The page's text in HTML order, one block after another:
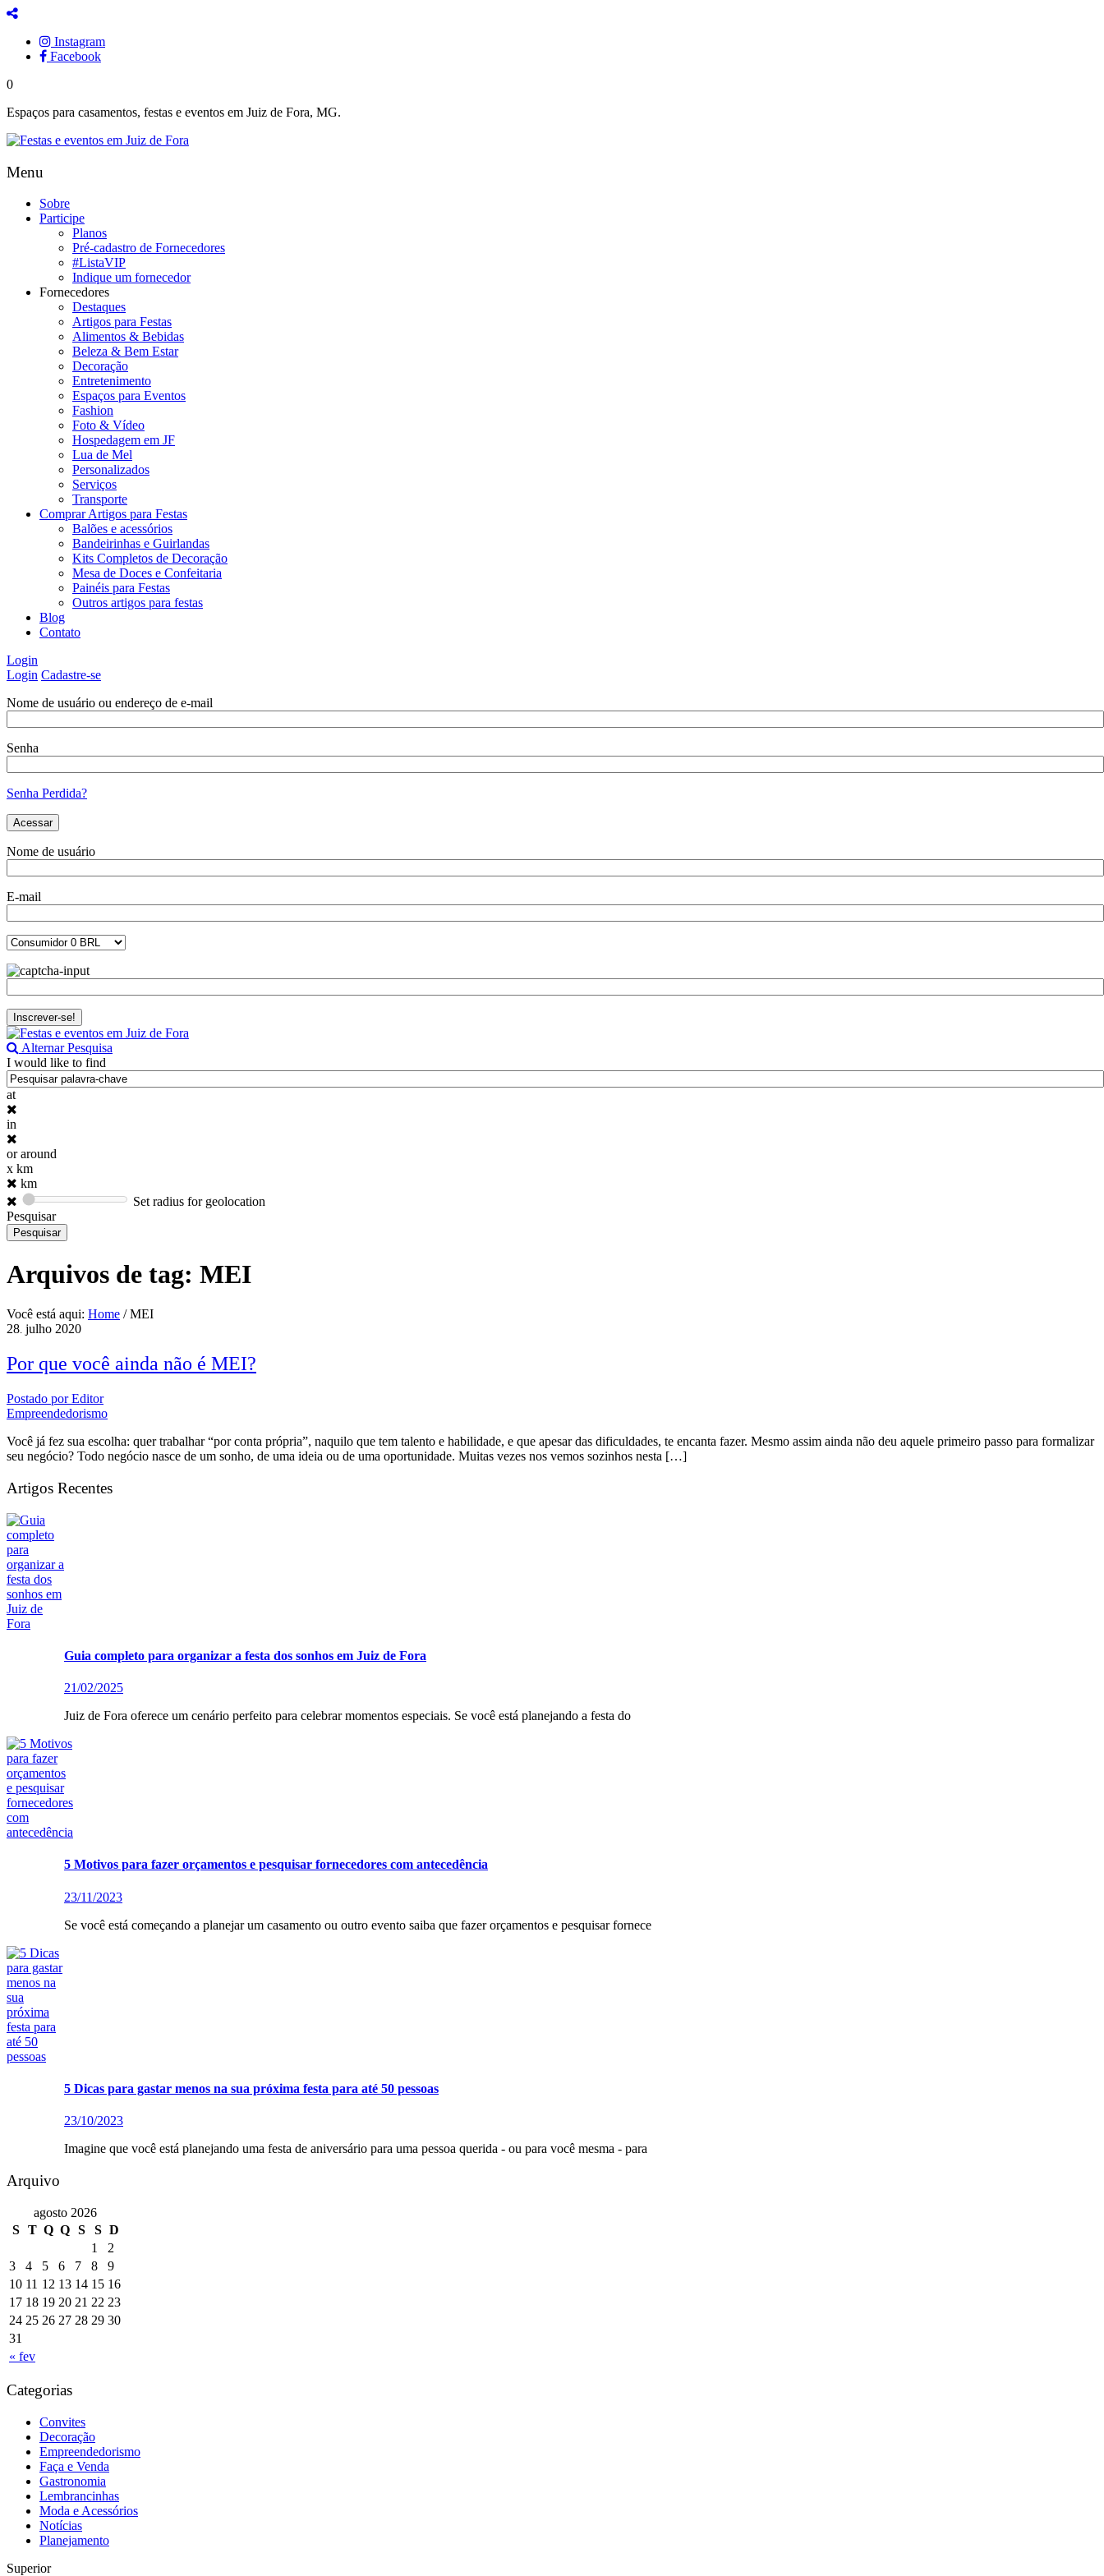
Instagram
Facebook
0
Espaços para casamentos, festas e eventos em Juiz de Fora, MG.
Menu
Sobre
Participe
Planos
Pré-cadastro de Fornecedores
#ListaVIP
Indique um fornecedor
Fornecedores
Destaques
Artigos para Festas
Alimentos & Bebidas
Beleza & Bem Estar
Decoração
Entretenimento
Espaços para Eventos
Fashion
Foto & Vídeo
Hospedagem em JF
Lua de Mel
Personalizados
Serviços
Transporte
Comprar Artigos para Festas
Balões e acessórios
Bandeirinhas e Guirlandas
Kits Completos de Decoração
Mesa de Doces e Confeitaria
Painéis para Festas
Outros artigos para festas
Blog
Contato
Login
Login Cadastre-se
Nome de usuário ou endereço de e-mail
Senha
Senha Perdida?
Nome de usuário
E-mail
Alternar Pesquisa
I would like to find
at
in
or around
x km
km
Set radius for geolocation
Pesquisar
Arquivos de tag: MEI
Você está aqui: Home / MEI
28. julho 2020
Por que você ainda não é MEI?
Postado porEditor
Empreendedorismo
Você já fez sua escolha: quer trabalhar “por conta própria”, naquilo que tem talento e habilidade, e que apesar das dificuldades, te encanta fazer. Mesmo assim ainda não deu aquele primeiro passo para formalizar
seu negócio? Todo negócio nasce de um sonho, de uma ideia ou de uma oportunidade. Muitas vezes nos vemos sozinhos nesta […]
Artigos Recentes
Guia completo para organizar a festa dos sonhos em Juiz de Fora
21/02/2025
Juiz de Fora oferece um cenário perfeito para celebrar momentos especiais. Se você está planejando a festa do
5 Motivos para fazer orçamentos e pesquisar fornecedores com antecedência
23/11/2023
Se você está começando a planejar um casamento ou outro evento saiba que fazer orçamentos e pesquisar fornece
5 Dicas para gastar menos na sua próxima festa para até 50 pessoas
23/10/2023
Imagine que você está planejando uma festa de aniversário para uma pessoa querida - ou para você mesma - para
Arquivo
agosto 2026
S
T Q Q S S D
« fev
1
2
3
4 5 6 7 8
9
10 11 12 13 14 15 16
17 18 19 20 21 22 23
24 25 26 27 28 29 30
31
Categorias
Convites
Decoração
Empreendedorismo
Faça e Venda
Gastronomia
Lembrancinhas
Moda e Acessórios
Notícias
Planejamento
Superior